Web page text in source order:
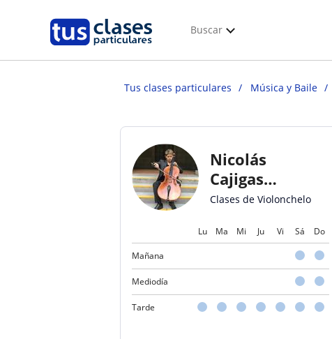
Buscar
Tus clases particulares Música y Baile
Nicolás
Cajigas
Dorado
Clases de Violonchelo
Lu Ma Mi Ju Vi Sá Do
Mañana
Mediodía
Tarde